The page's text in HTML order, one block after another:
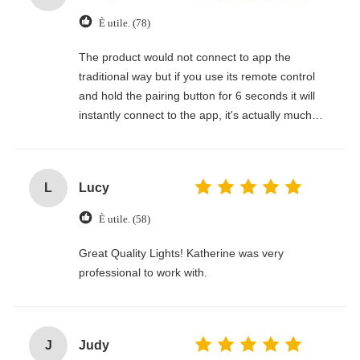
È utile. (78)
The product would not connect to app the
traditional way but if you use its remote control
and hold the pairing button for 6 seconds it will
instantly connect to the app, it's actually much
L Lucy
È utile. (58)
Great Quality Lights! Katherine was very
professional to work with.
J Judy